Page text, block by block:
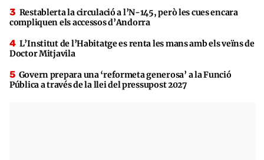
Restablerta la circulació a l’N-145, però les cues encara
compliquen els accessos d’Andorra
L’Institut de l’Habitatge es renta les mans amb els veïns de
Doctor Mitjavila
Govern prepara una ‘reformeta generosa’ a la Funció
Pública a través de la llei del pressupost 2027